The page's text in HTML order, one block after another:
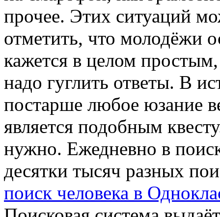
прочее. Этих ситуаций
отметить, что молодёжи
кажется в целом
надо гуглить ответы. В
постарше любое юзание
является подобным
нужно. Ежедневно в
десятки тысяч разных
поиск человека в